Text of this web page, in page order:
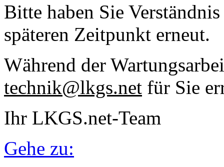
Bitte haben Sie
späteren Zeitpunkt erneut.
Während der
technik@lkgs.net für Sie
Ihr LKGS.net-Team
Gehe zu: